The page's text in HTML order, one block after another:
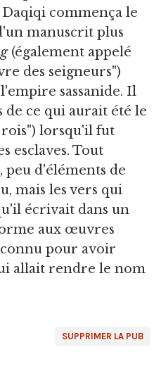
commença le
manuscrit plus
(également appelé
des seigneurs")
sassanide. Il
de ce qui aurait été le
lorsqu'il fut
esclaves. Tout
d'éléments de
mais les vers qui
écrivait dans un
aux œuvres
pour avoir
allait rendre le nom
SUPPRIMER LA PUB